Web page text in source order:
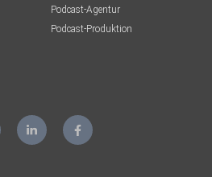
Podcast-Agentur
Podcast-Produktion